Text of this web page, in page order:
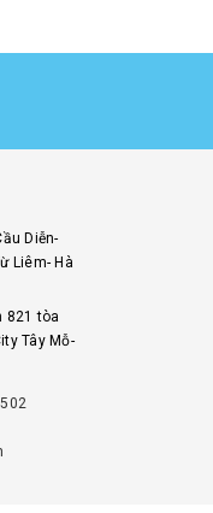
Diễn-
Liêm- Hà
821 tòa
Tây Mỗ-